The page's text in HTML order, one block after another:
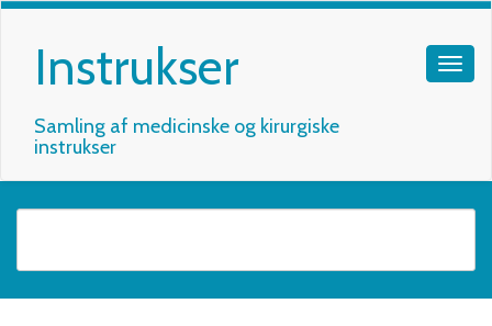
Instrukser
Samling af medicinske og kirurgiske
instrukser